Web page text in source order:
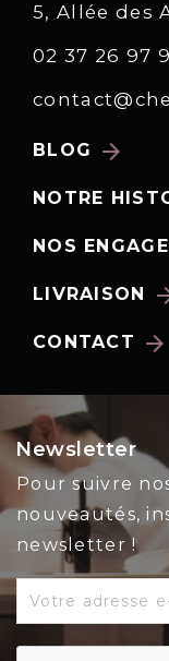
5, Allée des
02 37 26 97
BLOG arrow_forward
NOTRE
NOS
LIVRAISON
CONTACT arrow_forward
Newsletter
Pour suivre
nouveautés,
newsletter !